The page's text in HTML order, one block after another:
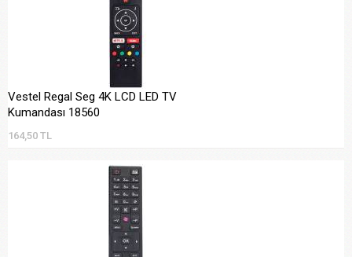
Vestel Regal Seg 4K LCD LED TV
Kumandası 18560
164,50 TL